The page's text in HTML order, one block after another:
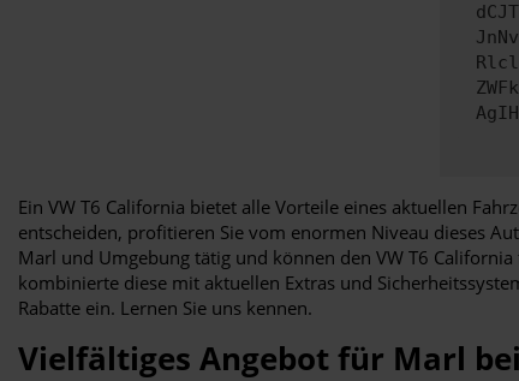
Ein VW T6 California bietet alle Vorteile eines aktuellen
entscheiden, profitieren Sie vom enormen Niveau dieses
Marl und Umgebung tätig und können den VW T6
kombinierte diese mit aktuellen Extras und
Rabatte ein. Lernen Sie uns kennen.
Vielfältiges Angebot für Marl